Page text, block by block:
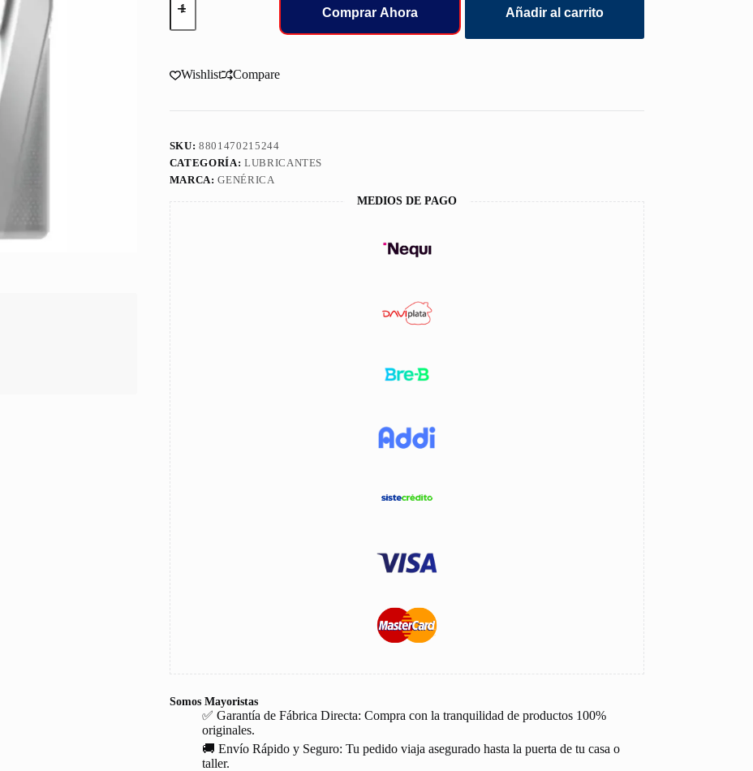
Genérica
Motor
Synthetic
Comprar Ahora Añadir al carrito
Wishlist Compare
SKU:8801470215244
CATEGORÍA: LUBRICANTES
MARCA:GENÉRICA
MEDIOS DE PAGO
Somos Mayoristas
✅ Garantía de Fábrica Directa: Compra con la tranquilidad de productos 100%
originales.
🚚 Envío Rápido y Seguro: Tu pedido viaja asegurado hasta la puerta de tu casa o
taller.